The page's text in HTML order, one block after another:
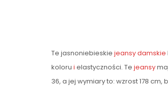
Te jasnoniebieskie jeansy damskie
koloru i elastyczności. Te jeansy
36, a jej wymiary to: wzrost 178